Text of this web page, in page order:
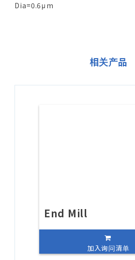
Dia=0.6μm
相关产品
End Mill
加入询问清单